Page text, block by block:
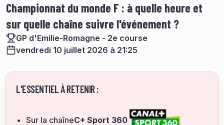
Championnat du monde F : à quelle heure et
sur quelle chaîne suivre l'événement ?
GP d'Emilie-Romagne - 2e course
vendredi 10 juillet 2026 à 21:25
L'ESSENTIEL À RETENIR :
Sur la chaîneC+ Sport 360